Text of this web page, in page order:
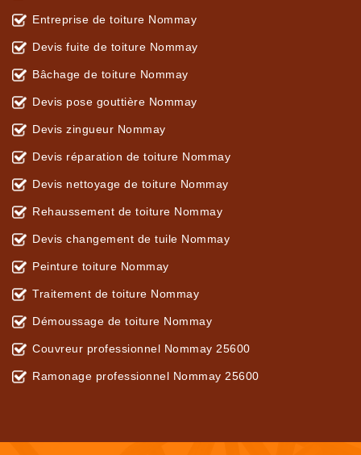
Entreprise de toiture Nommay
Devis fuite de toiture Nommay
Bâchage de toiture Nommay
Devis pose gouttière Nommay
Devis zingueur Nommay
Devis réparation de toiture Nommay
Devis nettoyage de toiture Nommay
Rehaussement de toiture Nommay
Devis changement de tuile Nommay
Peinture toiture Nommay
Traitement de toiture Nommay
Démoussage de toiture Nommay
Couvreur professionnel Nommay 25600
Ramonage professionnel Nommay 25600